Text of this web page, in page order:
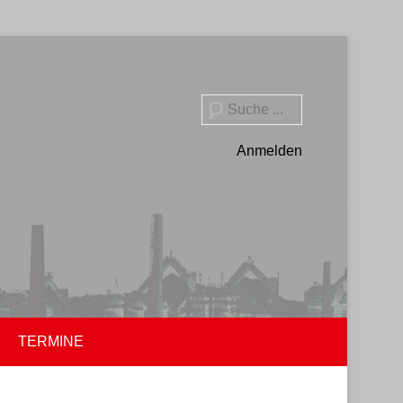
Suche
Anmelden
TERMINE